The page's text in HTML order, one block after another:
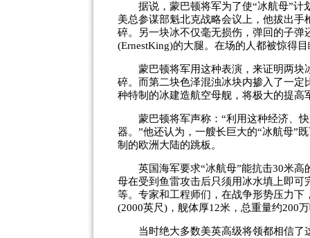
据说，蒙巴顿将军为了使“冰航母”计
美总参谋部魁北克战略会议上，他拔出
碎。另一块冰不仅毫无损伤，弹回的子
(ErnestKing)的大腿。在场的人都被惊得
蒙巴顿将军用这种表演，来证明两块
碎。而第二块色泽混浊冰块内掺入了一
种特制的冰建造航空母舰，将极大的提高
蒙巴顿将军声称：“利用这种经济、快
器。”他还认为，一艘长巨大的“冰航母”
制的欧洲大陆的跳板。
英国海军要求“冰航母”能抗击30米高
母在受到鱼雷攻击后只须用冰水填上即
等。专家和工程师们，在战争形势压力
(2000英尺)，舰体厚12米，总重量约200
当时绝大多数美英高级将领都相信了